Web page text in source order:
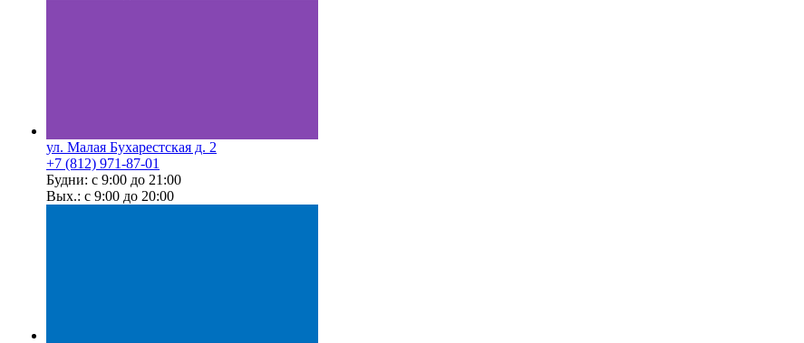
ул. Малая Бухарестская д. 2
+7 (812) 971-87-01
Будни: с 9:00 до 21:00
Вых.: с 9:00 до 20:00